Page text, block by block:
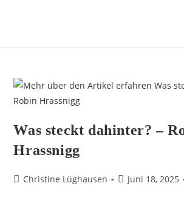
Was steckt dahinter? –
Hrassnigg
Christine Lüghausen Juni 18, 2025